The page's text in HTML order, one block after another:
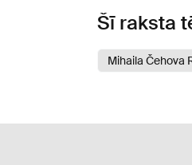
Šī raksta
Mihaila Čehova